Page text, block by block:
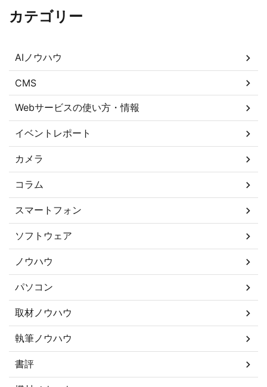
カテゴリー
AIノウハウ
CMS
Webサービスの使い方・情報
イベントレポート
カメラ
コラム
スマートフォン
ソフトウェア
ノウハウ
パソコン
取材ノウハウ
執筆ノウハウ
書評